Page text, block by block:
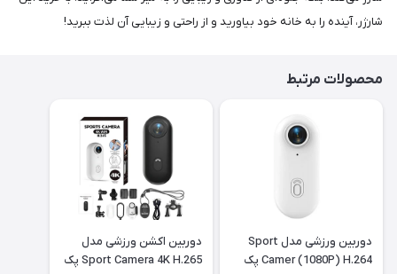
شارژر، آینده را به خانه خود بیاورید و از راحتی و زیبایی آن لذت ببرید!
محصولات مرتبط
دوربین ورزشی مدل Sport
Camer (1080P) H.264 پک
دوربین اکشن ورزشی مدل
Sport Camera 4K H.265 پک